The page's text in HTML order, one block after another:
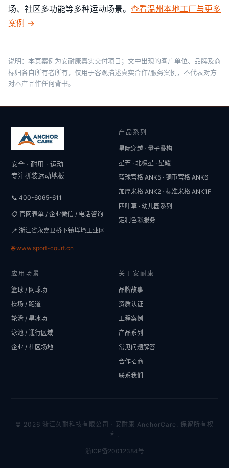
场、社区多功能等多种运动场景。 查看温州本地工厂与更多
案例 →
说明：本页案例为安耐康真实交付项目；文中出现的客户单位、品牌及商
标归各自所有者所有，仅用于客观描述真实合作/服务案例，不代表对方
对本产品作任何背书。
安全 · 耐用 · 运动
专注拼装运动地板
📞 400-6065-611
📋 官网表单 / 企业微信 / 电话咨询
📍 浙江省永嘉县桥下镇垟塆工业区
🌐 www.sport-court.cn
产品系列
星际穿越 · 量子叠构
星芒 · 北极星 · 星耀
篮球宫格 ANK5 · 铜币宫格 ANK6
加厚米格 ANK2 · 标准米格 ANK1F
四叶草 · 幼儿园系列
定制色彩服务
应用场景
篮球 / 网球场
操场 / 跑道
轮滑 / 旱冰场
泳池 / 通行区域
企业 / 社区场地
关于安耐康
品牌故事
资质认证
工程案例
产品系列
常见问题解答
合作招商
联系我们
© 2026 浙江久耐科技有限公司 · 安耐康 AnchorCare. 保留所有权
利.
浙ICP备20012384号